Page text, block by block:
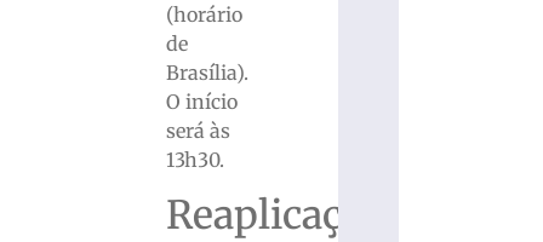
(horário
de
Brasília).
O início
será às
13h30.
Reaplicação